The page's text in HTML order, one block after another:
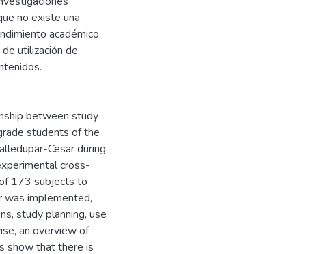
no existe una
académico
utilización de
between study
students of the
Cesar during
cross-
173 subjects to
was implemented,
study planning, use
an overview of
show that there is